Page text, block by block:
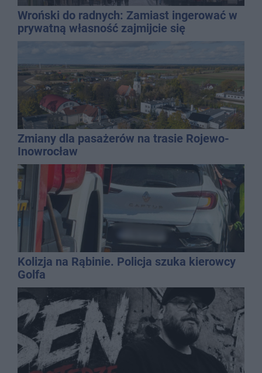
Wroński do radnych: Zamiast ingerować w
prywatną własność zajmijcie się
gospodarką
Zmiany dla pasażerów na trasie Rojewo-
Inowrocław
Kolizja na Rąbinie. Policja szuka kierowcy
Golfa